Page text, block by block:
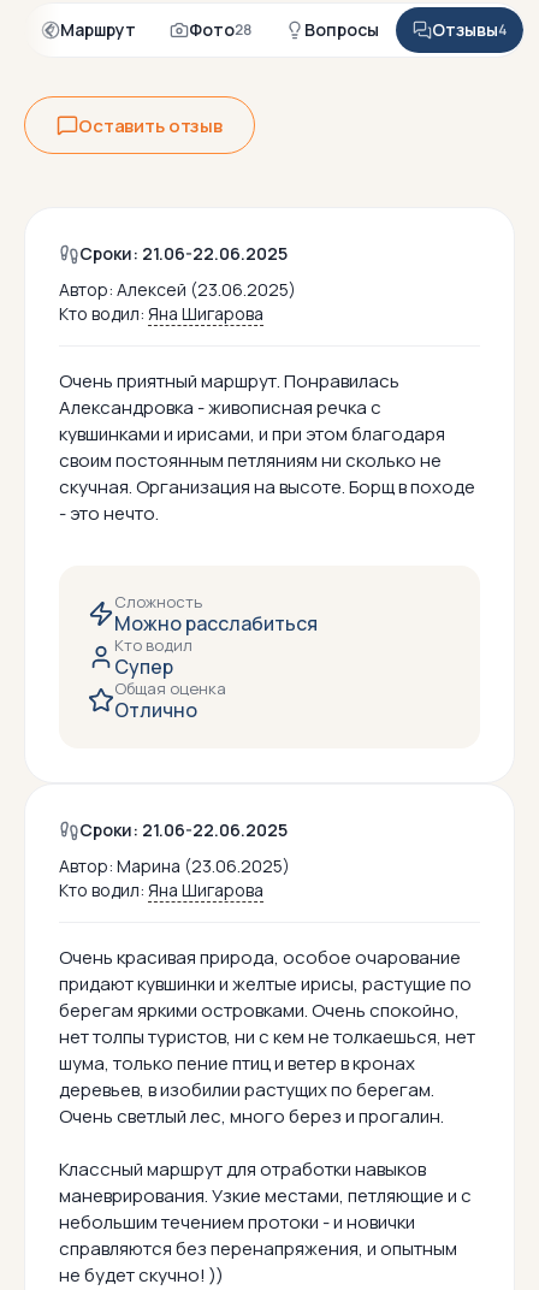
Маршрут Фото28 Вопросы Отзывы4
Оставить отзыв
Сроки: 21.06-22.06.2025
Автор: Алексей (23.06.2025)
Кто водил: Яна Шигарова
Очень приятный маршрут. Понравилась
Александровка - живописная речка с
кувшинками и ирисами, и при этом благодаря
своим постоянным петляниям ни сколько не
скучная. Организация на высоте. Борщ в походе
- это нечто.
Сложность
Можно расслабиться
Кто водил
Супер
Общая оценка
Отлично
Сроки: 21.06-22.06.2025
Автор: Марина (23.06.2025)
Кто водил: Яна Шигарова
Очень красивая природа, особое очарование
придают кувшинки и желтые ирисы, растущие по
берегам яркими островками. Очень спокойно,
нет толпы туристов, ни с кем не толкаешься, нет
шума, только пение птиц и ветер в кронах
деревьев, в изобилии растущих по берегам.
Очень светлый лес, много берез и прогалин.
Классный маршрут для отработки навыков
маневрирования. Узкие местами, петляющие и с
небольшим течением протоки - и новички
справляются без перенапряжения, и опытным
не будет скучно! ))